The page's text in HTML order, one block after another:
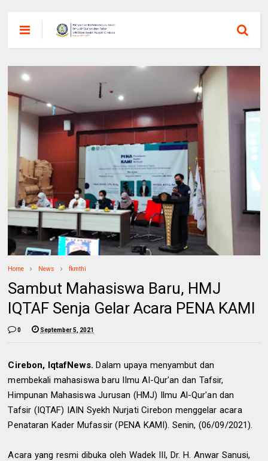
Home News fkmthi
Sambut Mahasiswa Baru, HMJ
IQTAF Senja Gelar Acara PENA KAMI
0 September 5, 2021
Cirebon, IqtafNews. Dalam upaya menyambut dan
membekali mahasiswa baru Ilmu Al-Qur'an dan Tafsir,
Himpunan Mahasiswa Jurusan (HMJ) Ilmu Al-Qur'an dan
Tafsir (IQTAF) IAIN Syekh Nurjati Cirebon menggelar acara
Penataran Kader Mufassir (PENA KAMI). Senin, (06/09/2021).
Acara yang resmi dibuka oleh Wadek III, Dr. H. Anwar Sanusi,